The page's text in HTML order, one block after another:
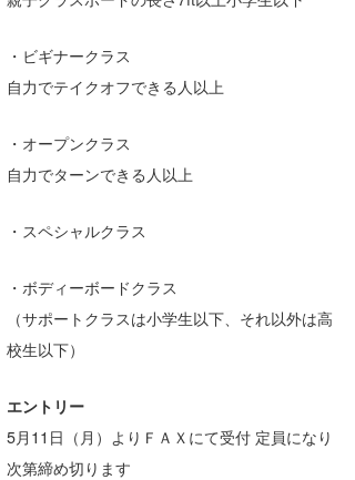
・ビギナークラス
自力でテイクオフできる人以上
・オープンクラス
自力でターンできる人以上
・スペシャルクラス
・ボディーボードクラス
（サポートクラスは小学生以下、それ以外は高
校生以下）
エントリー
5月11日（月）よりＦＡＸにて受付 定員になり
次第締め切ります
大野”MAR”修聖
喜納海人
H
KID
KOBU
KY
MIN
OYZ
S.K
Soulman